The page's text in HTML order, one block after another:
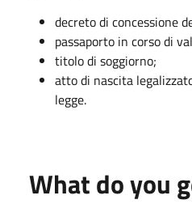
decreto di concessione
passaporto in corso di
titolo di soggiorno;
atto di nascita
legge.
What do you